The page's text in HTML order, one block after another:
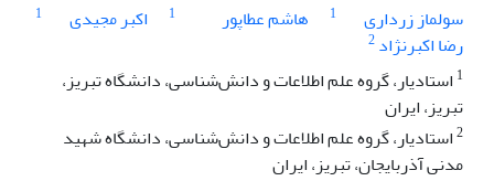
سولماز زرداری
1 هاشم عطاپور 1 اکبر مجیدی 1
رضا اکبرنژاد2
1 استادیار، گروه علم اطلاعات و دانش‌‌شناسی، دانشگاه تبریز،
تبریز، ایران
2استادیار، گروه علم اطلاعات و دانش‌شناسی، دانشگاه شهید
مدنی آذربایجان، تبریز، ایران